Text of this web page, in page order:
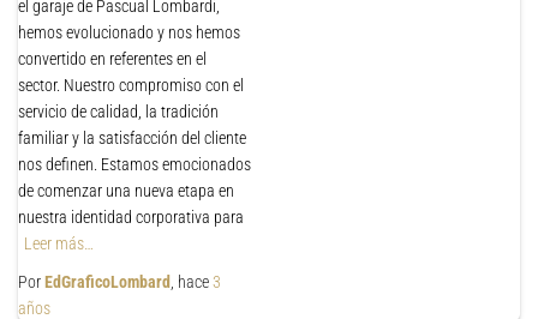
el garaje de Pascual Lombardi,
hemos evolucionado y nos hemos
convertido en referentes en el
sector. Nuestro compromiso con el
servicio de calidad, la tradición
familiar y la satisfacción del cliente
nos definen. Estamos emocionados
de comenzar una nueva etapa en
nuestra identidad corporativa para
Leer más…
PorEdGraficoLombard , hace3
años